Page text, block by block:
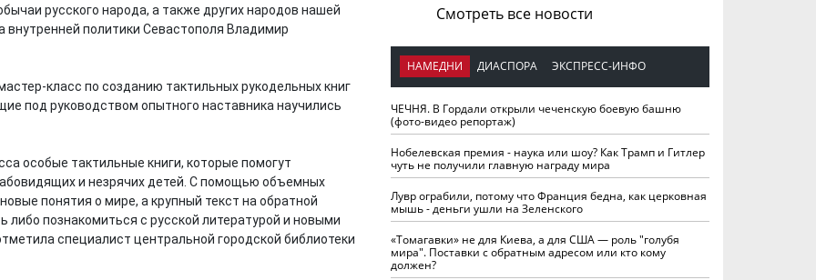
русского народа, а также других народов нашей
политики Севастополя Владимир
класс по созданию тактильных рукодельных книг
под руководством опытного наставника научились
особые тактильные книги, которые помогут
и незрячих детей. С помощью объемных
понятия о мире, а крупный текст на обратной
познакомиться с русской литературой и новыми
специалист центральной городской библиотеки
Смотреть все новости
НАМЕДНИ ДИАСПОРА ЭКСПРЕСС-ИНФО
ЧЕЧНЯ. В Гордали открыли чеченскую боевую башню
(фото-видео репортаж)
Нобелевская премия - наука или шоу? Как Трамп и Гитлер
чуть не получили главную награду мира
Лувр ограбили, потому что Франция бедна, как церковная
мышь - деньги ушли на Зеленского
«Томагавки» не для Киева, а для США — роль "голубя
мира". Поставки с обратным адресом или кто кому
должен?